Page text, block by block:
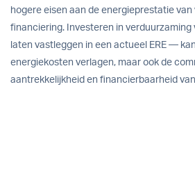
hogere eisen aan de energieprestatie van
financiering. Investeren in
laten vastleggen in een actueel ERE —
energiekosten verlagen, maar ook de
aantrekkelijkheid en financierbaarheid